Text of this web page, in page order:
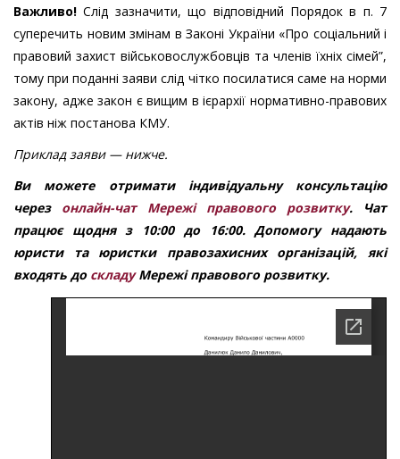
Важливо! Слід зазначити, що відповідний Порядок в п. 7
суперечить новим змінам в Законі України «Про соціальний і
правовий захист військовослужбовців та членів їхніх сімей”,
тому при поданні заяви слід чітко посилатися саме на норми
закону, адже закон є вищим в ієрархії нормативно-правових
актів ніж постанова КМУ.
Приклад заяви — нижче.
Ви можете отримати індивідуальну консультацію
через онлайн-чат Мережі правового розвитку. Чат
працює щодня з 10:00 до 16:00. Допомогу надають
юристи та юристки правозахисних організацій, які
входять до складуМережі правового розвитку.